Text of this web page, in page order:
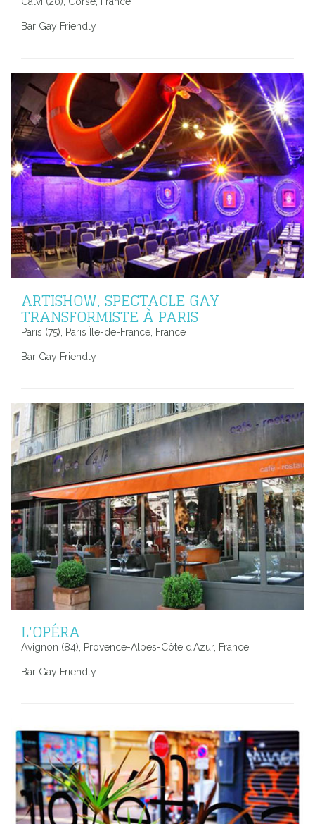
Bar Gay Friendly
ARTISHOW, SPECTACLE GAY
TRANSFORMISTE À PARIS
Paris (75), Paris Île-de-France, France
Bar Gay Friendly
L'OPÉRA
Avignon (84), Provence-Alpes-Côte d'Azur, France
Bar Gay Friendly